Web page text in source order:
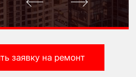
заявку на ремонт